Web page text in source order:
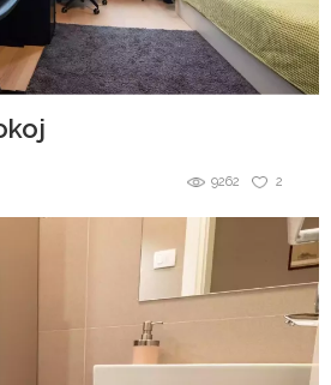
2
9262